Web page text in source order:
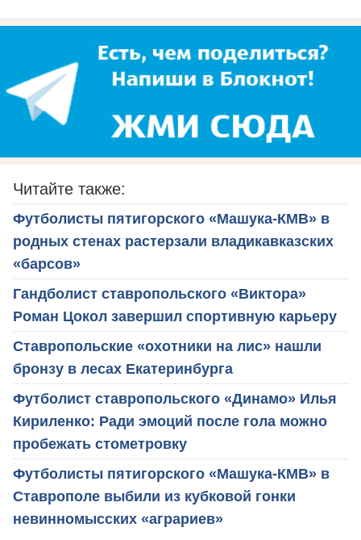
Читайте также:
Футболисты пятигорского «Машука-КМВ» в
родных стенах растерзали владикавказских
«барсов»
Гандболист ставропольского «Виктора»
Роман Цокол завершил спортивную карьеру
Ставропольские «охотники на лис» нашли
бронзу в лесах Екатеринбурга
Футболист ставропольского «Динамо» Илья
Кириленко: Ради эмоций после гола можно
пробежать стометровку
Футболисты пятигорского «Машука-КМВ» в
Ставрополе выбили из кубковой гонки
невинномысских «аграриев»